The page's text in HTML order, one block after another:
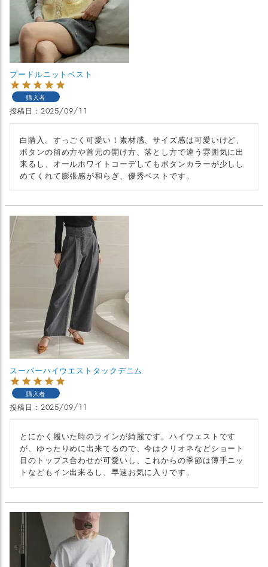
プードルニットベスト
購入者
投稿日 2025/09/11
白購入。すっごく可愛い！素材感、サイズ感は可愛いけど、
ボタンの留め方や首元の開け方、落とし方で違う雰囲気に出
来るし、オールホワイトコーデしてもボタンカラーが少しし
めてくれて膨張感が和らぎ、優秀ベストです。
スーパーハイウエストタックデニム
購入者
投稿日 2025/09/11
とにかく履いた時のラインが綺麗です。ハイウェストです
が、ゆったりめに出来てるので、今はクリオネなどショート
目のトップス合わせが可愛いし、これからの季節は薄手ニッ
トなどもイン出来るし、早速お気に入りです。